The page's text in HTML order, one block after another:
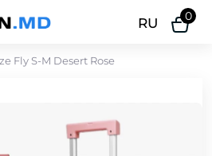
RU 0
Fly S-M Desert Rose